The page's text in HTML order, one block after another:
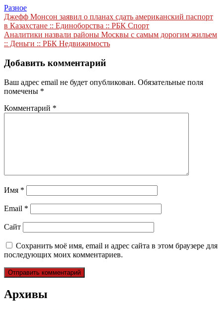
Разное
Навигация
по
записям
Джефф Монсон заявил о планах сдать американский паспорт
в Казахстане :: Единоборства :: РБК Спорт
Аналитики назвали районы Москвы с самым дорогим жильем
:: Деньги :: РБК Недвижимость
Добавить комментарий
Ваш адрес email не будет опубликован. Обязательные поля
помечены *
Комментарий *
Имя *
Email *
Сайт
Сохранить моё имя, email и адрес сайта в этом браузере для
последующих моих комментариев.
Архивы